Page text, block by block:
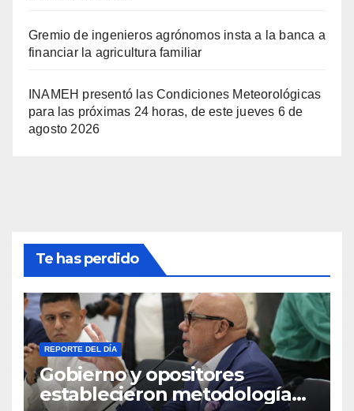
Gremio de ingenieros agrónomos insta a la banca a
financiar la agricultura familiar
INAMEH presentó las Condiciones Meteorológicas
para las próximas 24 horas, de este jueves 6 de
agosto 2026
Te has perdido
REPORTE DEL DÍA
Gobierno y opositores
establecieron metodología